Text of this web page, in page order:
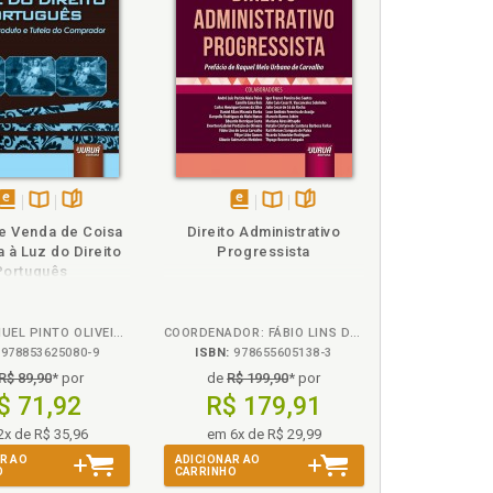
públicos na Lei 12.305/2010 e na Lei
públicos na Lei 12.305/2010 e na Lei
municípios, p. 24
p. 17
disponível
em
Disponível
B.V.
páginas
Venda de Coisa
à Luz do Direito
NUNO MANUEL PINTO OLIVEIRA
978853625080-9
89,90* por
71,92
de R$ 35,96
AO
disponível
eBook
Direito Administrativo
Progressista
COORDENADOR: FÁBIO LINS DE LESSA CARVALHO
ISBN: 978655605138-3
deR$ 199,90* por
R$ 179,91
em 6x de R$ 29,99
ADICIONAR AO
CARRINHO